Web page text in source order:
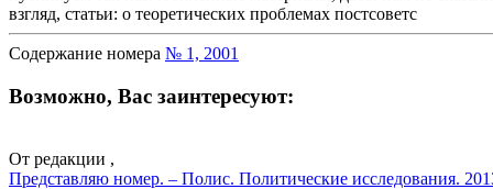
взгляд, статьи: о теоретических проблемах постсоветс
Содержание номера № 1, 2001
Возможно, Вас заинтересуют:
От редакции ,
Представляю номер. – Полис. Политические исследования.